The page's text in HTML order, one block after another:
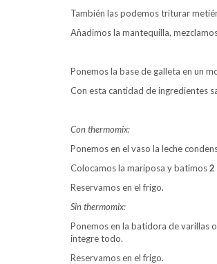
También las podemos triturar
Añadimos la mantequilla,
Ponemos la base de galleta en un
Con esta cantidad de ingredientes
Con thermomix:
Ponemos en el vaso la leche
Colocamos la mariposa y batimos2
Reservamos en el frigo.
Sin thermomix:
Ponemos en la batidora de varillas
integre todo.
Reservamos en el frigo.